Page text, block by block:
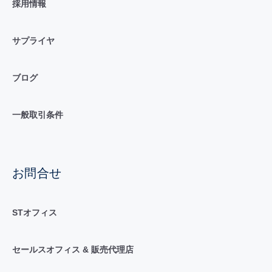
採用情報
サプライヤ
ブログ
一般取引条件
お問合せ
STオフィス
セールスオフィス & 販売代理店